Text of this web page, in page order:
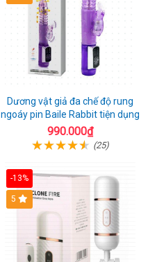
Dương vật giả đa chế độ rung
ngoáy pin Baile Rabbit tiện dụng
990.000₫
(25)
-13%
5